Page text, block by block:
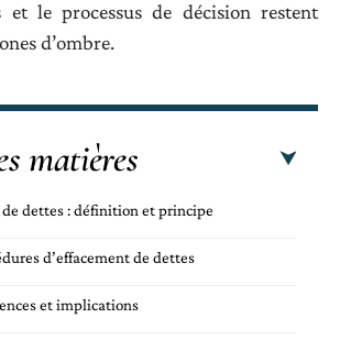
et le processus de décision restent
d’ombre.
matières
dettes : définition et principe
d’effacement de dettes
et implications